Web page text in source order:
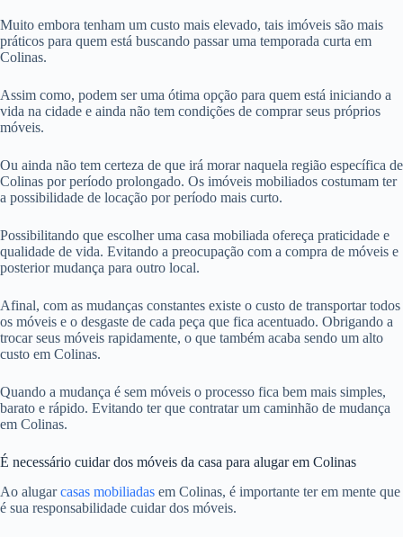
Muito embora tenham um custo mais elevado, tais imóveis são mais
práticos para quem está buscando passar uma temporada curta em
Colinas.
Assim como, podem ser uma ótima opção para quem está iniciando a
vida na cidade e ainda não tem condições de comprar seus próprios
móveis.
Ou ainda não tem certeza de que irá morar naquela região específica de
Colinas por período prolongado. Os imóveis mobiliados costumam ter
a possibilidade de locação por período mais curto.
Possibilitando que escolher uma casa mobiliada ofereça praticidade e
qualidade de vida. Evitando a preocupação com a compra de móveis e
posterior mudança para outro local.
Afinal, com as mudanças constantes existe o custo de transportar todos
os móveis e o desgaste de cada peça que fica acentuado. Obrigando a
trocar seus móveis rapidamente, o que também acaba sendo um alto
custo em Colinas.
Quando a mudança é sem móveis o processo fica bem mais simples,
barato e rápido. Evitando ter que contratar um caminhão de mudança
em Colinas.
É necessário cuidar dos móveis da casa para alugar em Colinas
Ao alugarcasas mobiliadas em Colinas, é importante ter em mente que
é sua responsabilidade cuidar dos móveis.